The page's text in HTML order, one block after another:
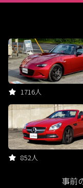
1716人
852人
事前